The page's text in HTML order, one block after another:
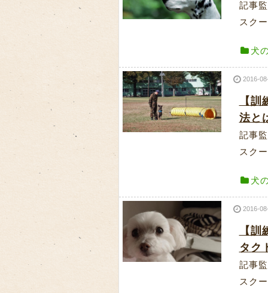
記事
スク
犬
2016-
【
法と
記事
スク
犬
2016-
【
タク
記事
スク